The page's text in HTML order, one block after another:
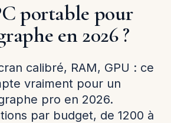
portable pour
en 2026 ?
calibré, RAM, GPU : ce
vraiment pour un
pro en 2026.
par budget, de 1200 à